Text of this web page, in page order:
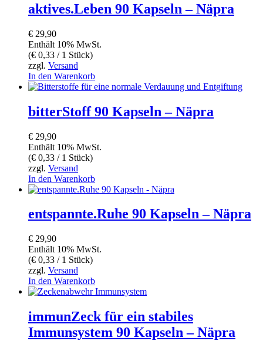
aktives.Leben 90 Kapseln – Näpra
€ 29,90
Enthält 10% MwSt.
(€ 0,33 / 1 Stück)
zzgl. Versand
In den Warenkorb
bitterStoff 90 Kapseln – Näpra
€ 29,90
Enthält 10% MwSt.
(€ 0,33 / 1 Stück)
zzgl. Versand
In den Warenkorb
entspannte.Ruhe 90 Kapseln – Näpra
€ 29,90
Enthält 10% MwSt.
(€ 0,33 / 1 Stück)
zzgl. Versand
In den Warenkorb
immunZeck für ein stabiles
Immunsystem 90 Kapseln – Näpra